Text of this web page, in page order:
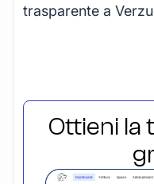
trasparente a
Ottieni la